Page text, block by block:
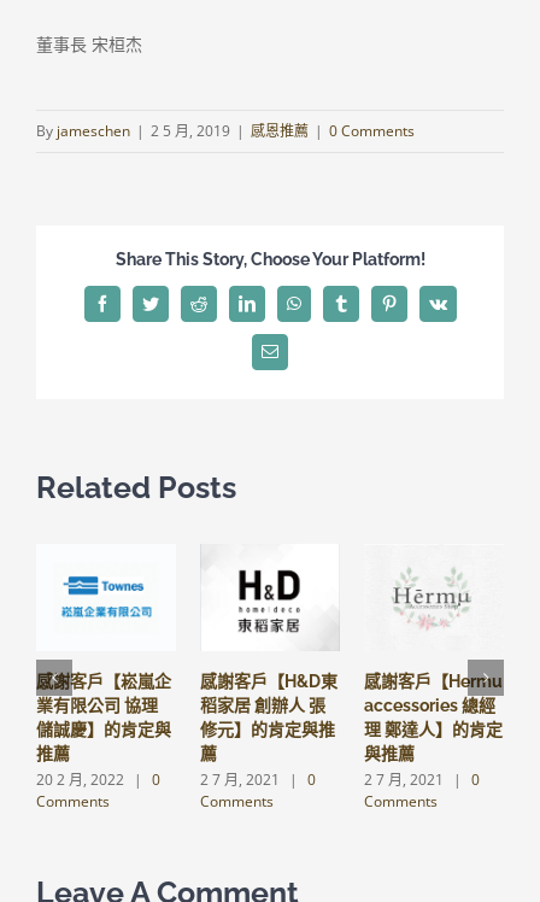
董事長 宋桓杰
By jameschen | 2 5 月, 2019 | 感恩推薦 | 0 Comments
Share This Story, Choose Your Platform!
FacebookTwitterReddit LinkedInWhatsAppTumblrPinterest
Vk
Email
Related Posts
感謝客戶【崧嵐企
業有限公司 協理
儲誠慶】的肯定與
推薦
20 2 月, 2022 |
0
Comments
感謝客戶【H&D東
稻家居 創辦人 張
修元】的肯定與推
薦
2 7 月, 2021 |
0
Comments
感謝客戶【Hermu
accessories 總經
理 鄭達人】的肯定
與推薦
2 7 月, 2021 |
0
Comments
Leave A Comment